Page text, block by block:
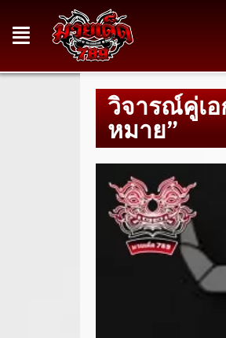
วิจารณ์คู่เ
หมาย”